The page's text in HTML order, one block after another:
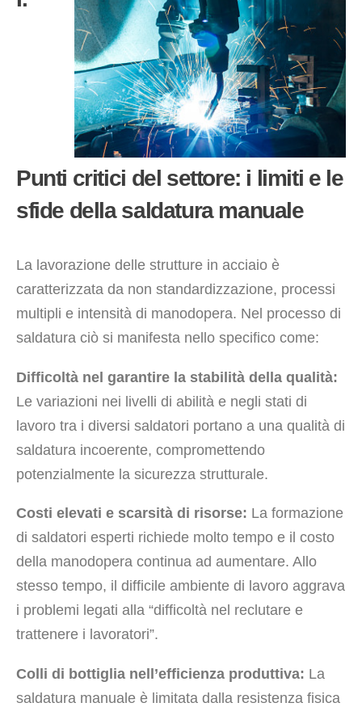
Punti critici del settore: i limiti e le
sfide della saldatura manuale
La lavorazione delle strutture in acciaio è
caratterizzata da non standardizzazione, processi
multipli e intensità di manodopera. Nel processo di
saldatura ciò si manifesta nello specifico come:
Difficoltà nel garantire la stabilità della qualità:
Le variazioni nei livelli di abilità e negli stati di
lavoro tra i diversi saldatori portano a una qualità di
saldatura incoerente, compromettendo
potenzialmente la sicurezza strutturale.
Costi elevati e scarsità di risorse: La formazione
di saldatori esperti richiede molto tempo e il costo
della manodopera continua ad aumentare. Allo
stesso tempo, il difficile ambiente di lavoro aggrava
i problemi legati alla “difficoltà nel reclutare e
trattenere i lavoratori”.
Colli di bottiglia nell’efficienza produttiva: La
saldatura manuale è limitata dalla resistenza fisica